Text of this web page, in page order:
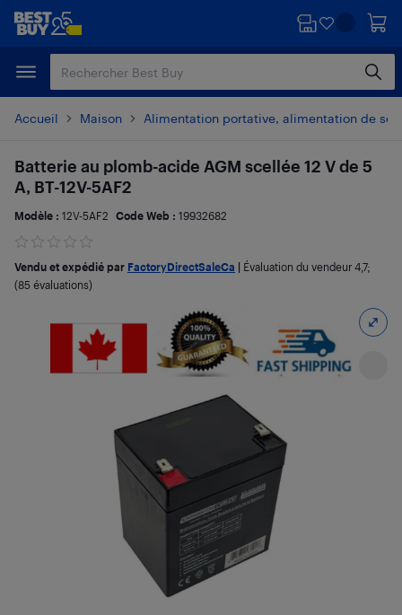
Passer
principal
Passer
Accueil Maison Alimentation portative, alimentation de
Batterie au plomb-acide AGM scellée 12 V de 5
A, BT-12V-5AF2
Modèle : 12V-5AF2 Code Web : 19932682
Vendu et expédié par FactoryDirectSaleCa Évaluation du vendeur 4,7;
(85 évaluations)